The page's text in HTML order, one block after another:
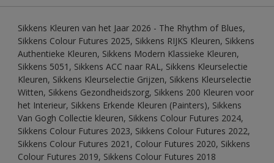
Sikkens Kleuren van het Jaar 2026 - The Rhythm of Blues,
Sikkens Colour Futures 2025, Sikkens RIJKS Kleuren, Sikkens
Authentieke Kleuren, Sikkens Modern Klassieke Kleuren,
Sikkens 5051, Sikkens ACC naar RAL, Sikkens Kleurselectie
Kleuren, Sikkens Kleurselectie Grijzen, Sikkens Kleurselectie
Witten, Sikkens Gezondheidszorg, Sikkens 200 Kleuren voor
het Interieur, Sikkens Erkende Kleuren (Painters), Sikkens
Van Gogh Collectie kleuren, Sikkens Colour Futures 2024,
Sikkens Colour Futures 2023, Sikkens Colour Futures 2022,
Sikkens Colour Futures 2021, Colour Futures 2020, Sikkens
Colour Futures 2019, Sikkens Colour Futures 2018